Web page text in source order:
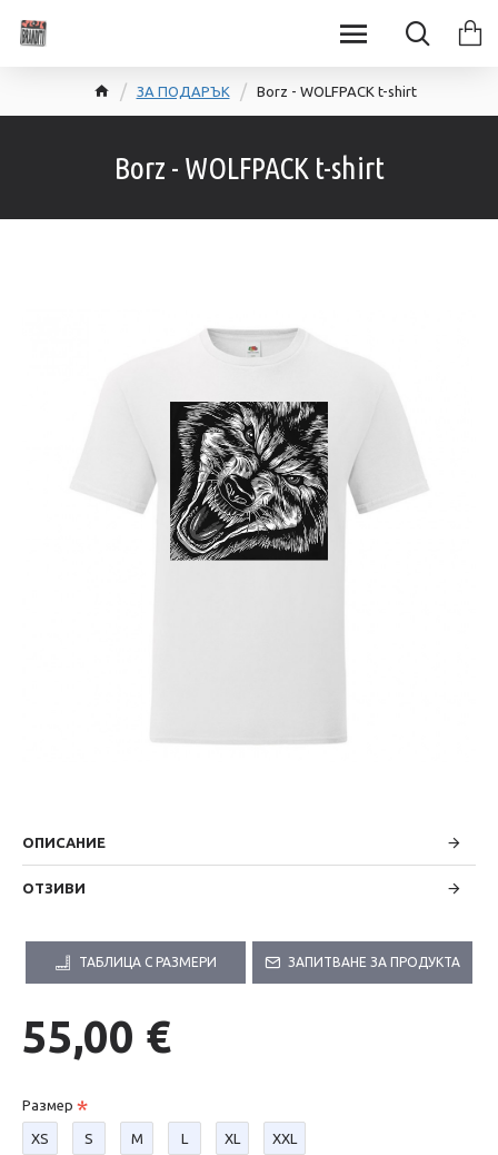
ЗА ПОДАРЪК Borz - WOLFPACK t-shirt
Borz - WOLFPACK t-shirt
ОПИСАНИЕ
ОТЗИВИ
ТАБЛИЦА С РАЗМЕРИ ЗАПИТВАНЕ ЗА ПРОДУКТА
55,00 €
Размер
XS S М L XL XXL